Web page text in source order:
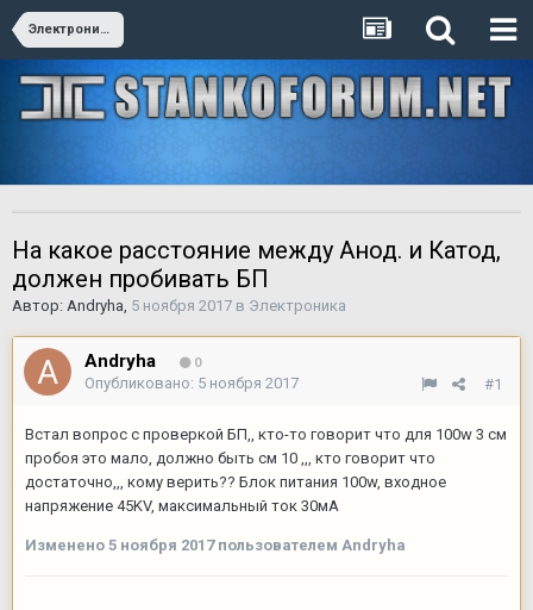
Электроника
На какое расстояние между Анод. и Катод,
должен пробивать БП
Автор: Andryha, 5 ноября 2017 в Электроника
Andryha 0
#1
Опубликовано: 5 ноября 2017
Встал вопрос с проверкой БП,, кто-то говорит что для 100w 3 см
пробоя это мало, должно быть см 10 ,,, кто говорит что
достаточно,,, кому верить?? Блок питания 100w, входное
напряжение 45KV, максимальный ток 30мА
Изменено 5 ноября 2017пользователем Andryha